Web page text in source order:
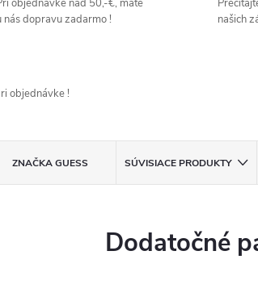
objednávke nad 50,-€, máte
nás dopravu zadarmo !
našich
objednávke !
ZNAČKAGUESS SÚVISIACE PRODUKTY
Dodatočné